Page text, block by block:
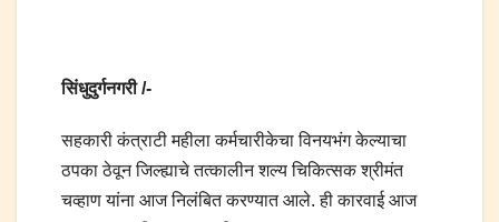
सिंधुदुर्गनगरी /-
सहकारी कंत्राटी महीला कर्मचारीकेचा विनयभंग केल्याचा
ठपका ठेवून जिल्ह्याचे तत्कालीन शल्य चिकित्सक श्रीमंत
चव्हाण यांना आज निलंबित करण्यात आले. ही कारवाई आज